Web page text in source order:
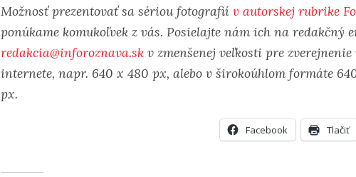
Možnosť prezentovať sa sériou fotografií v autorskej rubrike
ponúkame komukoľvek z vás. Posielajte nám ich na redakčný
redakcia@inforoznava.sk v zmenšenej veľkosti pre zverejnenie
internete, napr. 640 x 480 px, alebo v širokoúhlom formáte
px.
Facebook Tlačiť